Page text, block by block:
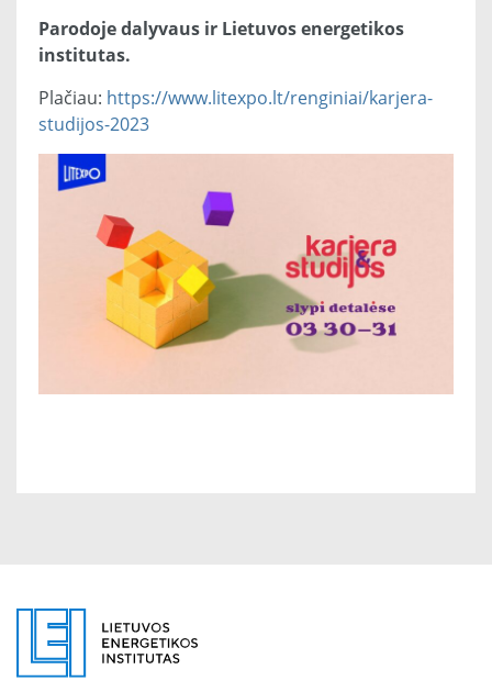
Parodoje dalyvaus ir Lietuvos energetikos
institutas.
Plačiau: https://www.litexpo.lt/renginiai/karjera-
studijos-2023